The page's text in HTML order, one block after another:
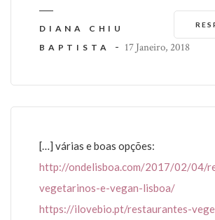
DIANA CHIU
BAPTISTA
- 17 Janeiro, 2018
[…] várias e boas opções:
http://ondelisboa.com/2017/02/04/
vegetarinos-e-vegan-lisboa/
https://ilovebio.pt/restaurantes-